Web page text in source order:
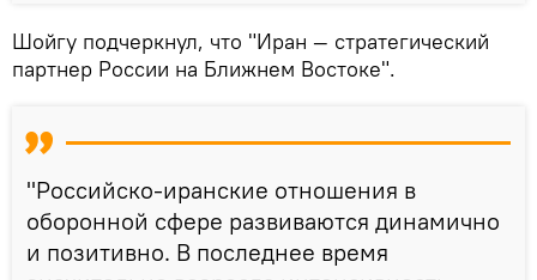
Шойгу подчеркнул, что "Иран — стратегический
партнер России на Ближнем Востоке".
"Российско-иранские отношения в
оборонной сфере развиваются динамично
и позитивно. В последнее время